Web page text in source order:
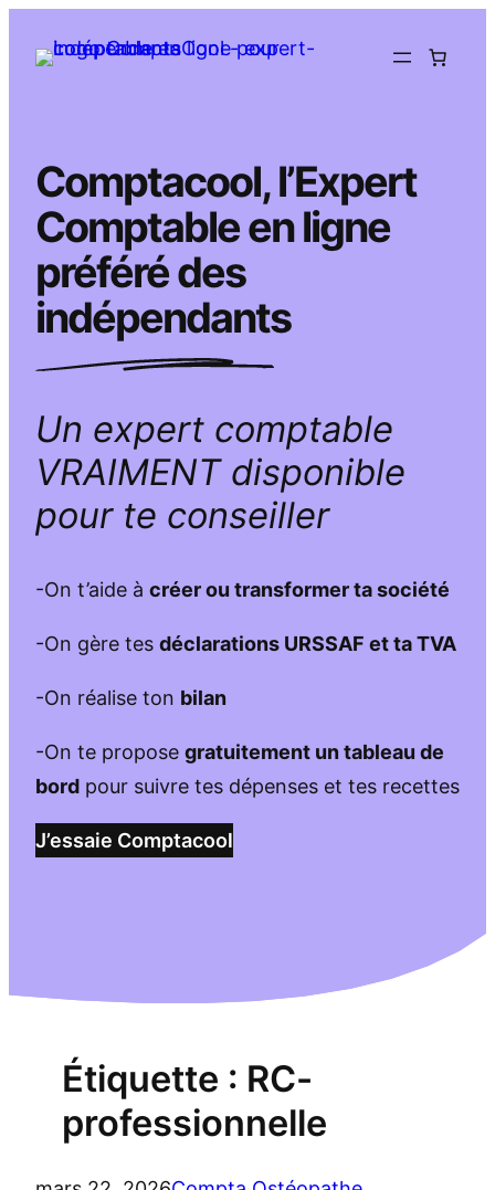
Comptacool, l’Expert
Comptable en ligne
préféré des
indépendants
Un expert comptable
VRAIMENT disponible
pour te conseiller
-On t’aide à créer ou transformer ta société
-On gère tes déclarations URSSAF et ta TVA
-On réalise ton bilan
-On te propose gratuitement un tableau de
bord pour suivre tes dépenses et tes recettes
J’essaie Comptacool
Étiquette : RC-
professionnelle